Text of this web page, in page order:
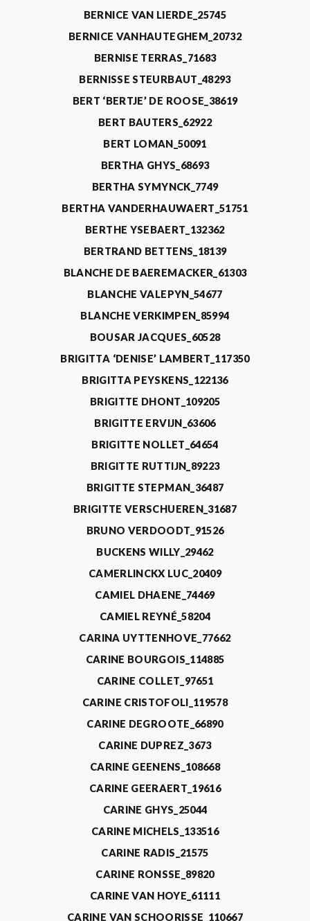
BERNICE VAN LIERDE_25745
BERNICE VANHAUTEGHEM_20732
BERNISE TERRAS_71683
BERNISSE STEURBAUT_48293
BERT ‘BERTJE’ DE ROOSE_38619
BERT BAUTERS_62922
BERT LOMAN_50091
BERTHA GHYS_68693
BERTHA SYMYNCK_7749
BERTHA VANDERHAUWAERT_51751
BERTHE YSEBAERT_132362
BERTRAND BETTENS_18139
BLANCHE DE BAEREMACKER_61303
BLANCHE VALEPYN_54677
BLANCHE VERKIMPEN_85994
BOUSAR JACQUES_60528
BRIGITTA ‘DENISE’ LAMBERT_117350
BRIGITTA PEYSKENS_122136
BRIGITTE DHONT_109205
BRIGITTE ERVIJN_63606
BRIGITTE NOLLET_64654
BRIGITTE RUTTIJN_89223
BRIGITTE STEPMAN_36487
BRIGITTE VERSCHUEREN_31687
BRUNO VERDOODT_91526
BUCKENS WILLY_29462
CAMERLINCKX LUC_20409
CAMIEL DHAENE_74469
CAMIEL REYNÉ_58204
CARINA UYTTENHOVE_77662
CARINE BOURGOIS_114885
CARINE COLLET_97651
CARINE CRISTOFOLI_119578
CARINE DEGROOTE_66890
CARINE DUPREZ_3673
CARINE GEENENS_108668
CARINE GEERAERT_19616
CARINE GHYS_25044
CARINE MICHELS_133516
CARINE RADIS_21575
CARINE RONSSE_89820
CARINE VAN HOYE_61111
CARINE VAN SCHOORISSE_110667